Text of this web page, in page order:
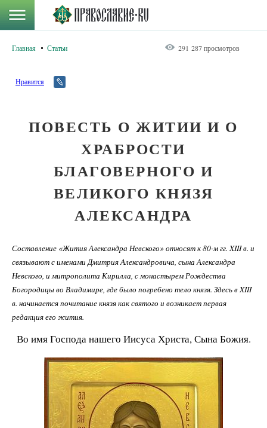
Главная Статьи 291 287 просмотров
Нравится
ПОВЕСТЬ О ЖИТИИ И О
ХРАБРОСТИ
БЛАГОВЕРНОГО И
ВЕЛИКОГО КНЯЗЯ
АЛЕКСАНДРА
Составление «Жития Александра Невского» относят к 80-м гг. XIII в. и
связывают с именами Дмитрия Александровича, сына Александра
Невского, и митрополита Кирилла, с монастырем Рождества
Богородицы во Владимире, где было погребено тело князя. Здесь в XIII
в. начинается почитание князя как святого и возникает первая
редакция его жития.
Во имя Господа нашего Иисуса Христа, Сына Божия.